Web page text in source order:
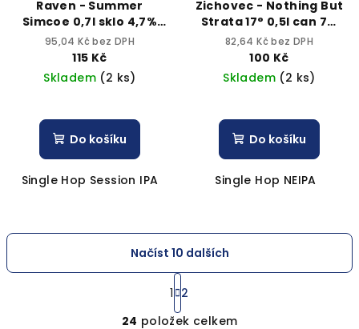
Raven - Summer
Simcoe 0,7l sklo 4,7%
alk.
95,04 Kč bez DPH
115 Kč
Skladem (2 ks)
Do košíku
Single Hop Session IPA
Zichovec - Nothing But
Strata 17° 0,5l can 7%
alk.
82,64 Kč bez DPH
100 Kč
Skladem (2 ks)
Do košíku
Single Hop NEIPA
O
Načíst 10 dalších
S
t
r
1 2
24 položek celkem